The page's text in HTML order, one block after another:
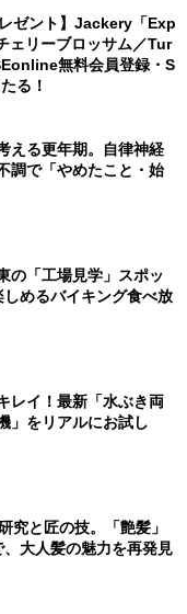
レゼント】Jackery「Exp
ェリーブロッサム／Tur
無料会員登録・S
る！
える更年期。自律神経
調で「やめたこと・始
の「工場見学」スポッ
しめるバイキング食べ放
レイ！最新「水ぶき両
」をリアルにお試し
究と匠の技。「艶髪」
大人髪の魅力を再発見